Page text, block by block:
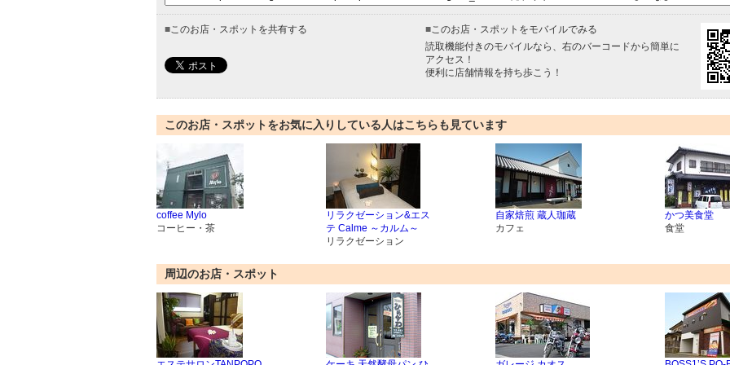
■このお店・スポットを共有する ■このお店・スポットをモバイルでみる
読取機能付きのモバイルなら、右のバーコードから簡単に
アクセス！
便利に店舗情報を持ち歩こう！
このお店・スポットをお気に入りしている人はこちらも見ています
coffee Mylo
コーヒー・茶
リラクゼーション&エス
テ Calme ～カルム～
リラクゼーション
自家焙煎 蔵人珈蔵
カフェ
かつ美食堂
食堂
周辺のお店・スポット